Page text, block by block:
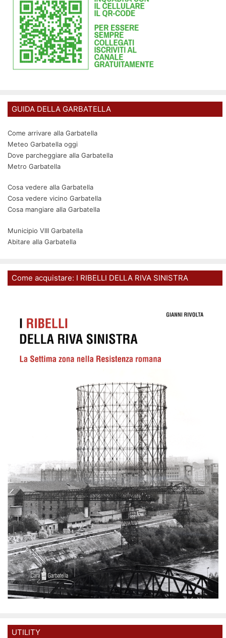
GUIDA DELLA GARBATELLA
Come arrivare alla Garbatella
Meteo Garbatella oggi
Dove parcheggiare alla Garbatella
Metro Garbatella
Cosa vedere alla Garbatella
Cosa vedere vicino Garbatella
Cosa mangiare alla Garbatella
Municipio VIII Garbatella
Abitare alla Garbatella
Come acquistare: I RIBELLI DELLA RIVA SINISTRA
UTILITY